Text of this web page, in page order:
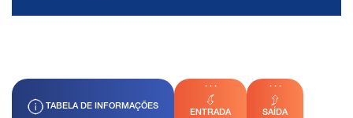
TABELA DE INFORMAÇÕES
ENTRADA SAÍDA